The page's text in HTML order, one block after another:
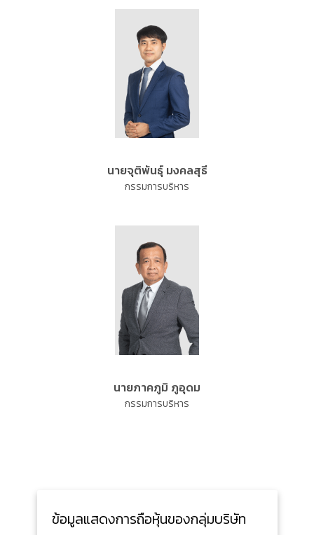
นายจุติพันธุ์ มงคลสุธี
กรรมการบริหาร
นายภาคภูมิ ภูอุดม
กรรมการบริหาร
ข้อมูลแสดงการถือหุ้นของกลุ่มบริษัท